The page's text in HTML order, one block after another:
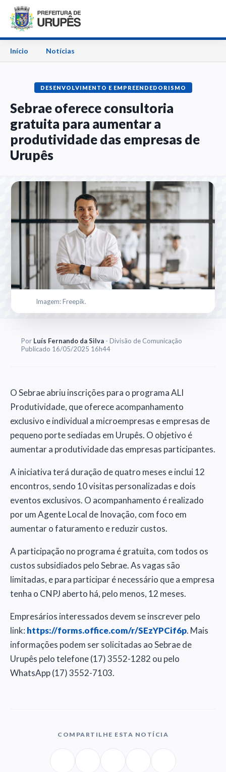
Início Notícias
DESENVOLVIMENTO E EMPREENDEDORISMO
Sebrae oferece consultoria
gratuita para aumentar a
produtividade das empresas de
Urupês
Imagem: Freepik.
Por Luís Fernando da Silva- Divisão de Comunicação
Publicado 16/05/2025 16h44
O Sebrae abriu inscrições para o programa ALI
Produtividade, que oferece acompanhamento
exclusivo e individual a microempresas e empresas de
pequeno porte sediadas em Urupês. O objetivo é
aumentar a produtividade das empresas participantes.
A iniciativa terá duração de quatro meses e inclui 12
encontros, sendo 10 visitas personalizadas e dois
eventos exclusivos. O acompanhamento é realizado
por um Agente Local de Inovação, com foco em
aumentar o faturamento e reduzir custos.
A participação no programa é gratuita, com todos os
custos subsidiados pelo Sebrae. As vagas são
limitadas, e para participar é necessário que a empresa
tenha o CNPJ aberto há, pelo menos, 12 meses.
Empresários interessados devem se inscrever pelo
link: https://forms.office.com/r/SEzYPCif6p. Mais
informações podem ser solicitadas ao Sebrae de
Urupês pelo telefone (17) 3552-1282 ou pelo
WhatsApp (17) 3552-7103.
COMPARTILHE ESTA NOTÍCIA